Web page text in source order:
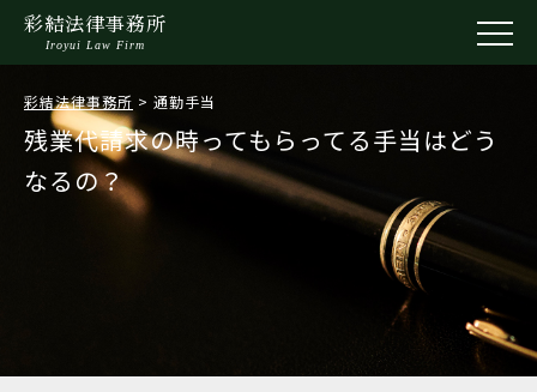
彩結法律事務所
Iroyui Law Firm
彩結法律事務所 > 通勤手当
残業代請求の時ってもらってる手当はどう
なるの？